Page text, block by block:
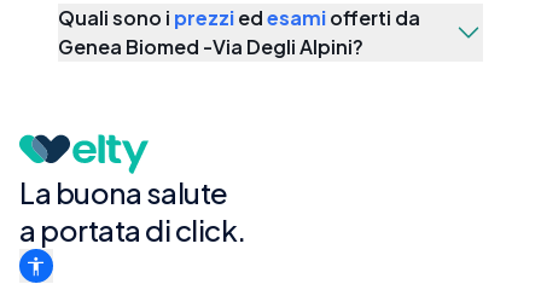
Quali sono i prezziedesamiofferti da
Genea Biomed -Via Degli Alpini?
La buona salute
a portata di click.